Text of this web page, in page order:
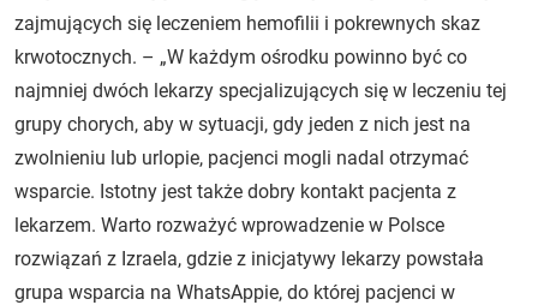
zajmujących się leczeniem hemofilii i pokrewnych skaz
krwotocznych. – „W każdym ośrodku powinno być co
najmniej dwóch lekarzy specjalizujących się w leczeniu tej
grupy chorych, aby w sytuacji, gdy jeden z nich jest na
zwolnieniu lub urlopie, pacjenci mogli nadal otrzymać
wsparcie. Istotny jest także dobry kontakt pacjenta z
lekarzem. Warto rozważyć wprowadzenie w Polsce
rozwiązań z Izraela, gdzie z inicjatywy lekarzy powstała
grupa wsparcia na WhatsAppie, do której pacjenci w